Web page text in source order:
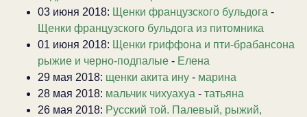
03 июня 2018: Щенки французского бульдога -
Щенки французского бульдога из питомника
01 июня 2018: Щенки гриффона и пти-брабансона
рыжие и черно-подпалые - Елена
29 мая 2018: щенки акита ину - марина
28 мая 2018: мальчик чихуахуа - татьяна
26 мая 2018: Русский той. Палевый, рыжий,